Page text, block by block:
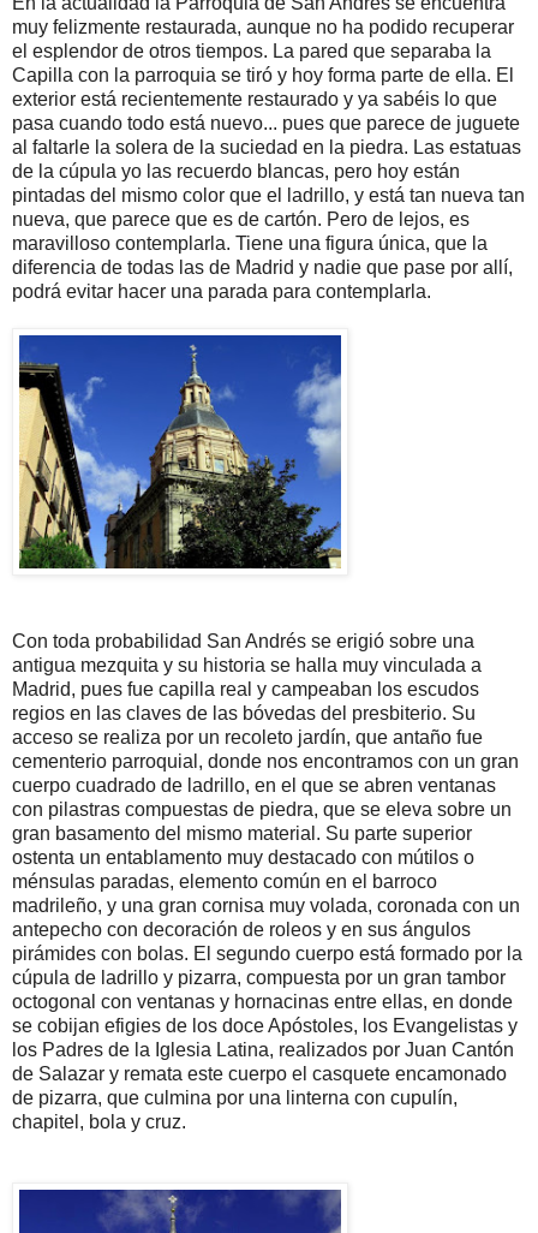
muy felizmente restaurada, aunque no ha podido recuperar
el esplendor de otros tiempos. La pared que separaba la
Capilla con la parroquia se tiró y hoy forma parte de ella. El
exterior está recientemente restaurado y ya sabéis lo que
pasa cuando todo está nuevo... pues que parece de juguete
al faltarle la solera de la suciedad en la piedra. Las estatuas
de la cúpula yo las recuerdo blancas, pero hoy están
pintadas del mismo color que el ladrillo, y está tan nueva tan
nueva, que parece que es de cartón. Pero de lejos, es
maravilloso contemplarla. Tiene una figura única, que la
diferencia de todas las de Madrid y nadie que pase por allí,
podrá evitar hacer una parada para contemplarla.
Con toda probabilidad San Andrés se erigió sobre una
antigua mezquita y su historia se halla muy vinculada a
Madrid, pues fue capilla real y campeaban los escudos
regios en las claves de las bóvedas del presbiterio. Su
acceso se realiza por un recoleto jardín, que antaño fue
cementerio parroquial, donde nos encontramos con un gran
cuerpo cuadrado de ladrillo, en el que se abren ventanas
con pilastras compuestas de piedra, que se eleva sobre un
gran basamento del mismo material. Su parte superior
ostenta un entablamento muy destacado con mútilos o
ménsulas paradas, elemento común en el barroco
madrileño, y una gran cornisa muy volada, coronada con un
antepecho con decoración de roleos y en sus ángulos
pirámides con bolas. El segundo cuerpo está formado por la
cúpula de ladrillo y pizarra, compuesta por un gran tambor
octogonal con ventanas y hornacinas entre ellas, en donde
se cobijan efigies de los doce Apóstoles, los Evangelistas y
los Padres de la Iglesia Latina, realizados por Juan Cantón
de Salazar y remata este cuerpo el casquete encamonado
de pizarra, que culmina por una linterna con cupulín,
chapitel, bola y cruz.